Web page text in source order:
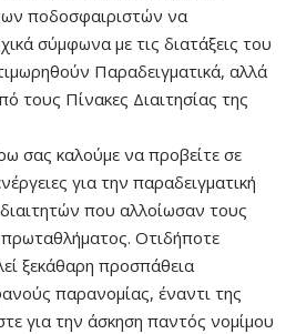
ποδοσφαιριστών να
σύμφωνα με τις διατάξεις του
Παραδειγματικά, αλλά
τους Πίνακες Διαιτησίας της
σας καλούμε να προβείτε σε
για την παραδειγματική
που αλλοίωσαν τους
Οτιδήποτε
ξεκάθαρη προσπάθεια
παρανομίας, έναντι της
για την άσκηση παντός νομίμου